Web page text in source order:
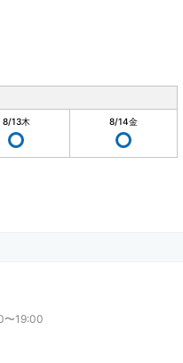
8/13木 8/14金
〜19:00